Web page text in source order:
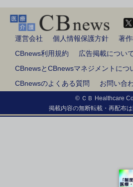
運営会社 個人情報保護方針
著
CBnews利用規約
広告掲載について
CBnewsとCBnewsマネジメントにつ
CBnewsのよくある質問
お問い合
© ＣＢ Healthcare
掲載内容の無断転載・再配布は